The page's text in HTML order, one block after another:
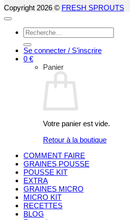
Copyright 2026 © FRESH SPROUTS
Recherche
pour :
Se connecter / S’inscrire
0 €
Panier
Votre panier est vide.
Retour à la boutique
COMMENT FAIRE
GRAINES POUSSE
POUSSE KIT
EXTRA
GRAINES MICRO
MICRO KIT
RECETTES
BLOG